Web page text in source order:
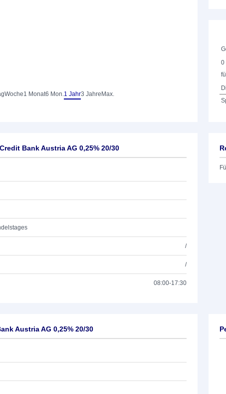
Woche1 Monat6 Mon.1 Jahr3 Jahre Max.
0
Bank Austria AG 0,25% 20/30
/
/
08:00-17:30
Austria AG 0,25% 20/30